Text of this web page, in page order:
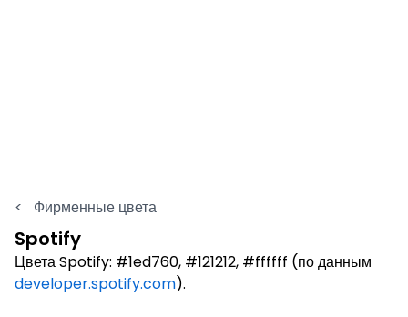
< Фирменные цвета
Spotify
Цвета Spotify: #1ed760, #121212, #ffffff (по данным
developer.spotify.com).